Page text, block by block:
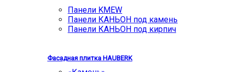
Панели KMEW
Панели КАНЬОН под камень
Панели КАНЬОН под кирпич
Фасадная плитка HAUBERK